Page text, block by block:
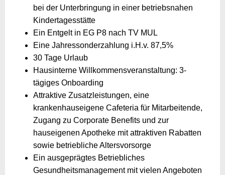
bei der Unterbringung in einer betriebsnahen
Kindertagesstätte
Ein Entgelt in EG P8 nach TV MUL
Eine Jahressonderzahlung i.H.v. 87,5%
30 Tage Urlaub
Hausinterne Willkommensveranstaltung: 3-
tägiges Onboarding
Attraktive Zusatzleistungen, eine
krankenhauseigene Cafeteria für Mitarbeitende,
Zugang zu Corporate Benefits und zur
hauseigenen Apotheke mit attraktiven Rabatten
sowie betriebliche Altersvorsorge
Ein ausgeprägtes Betriebliches
Gesundheitsmanagement mit vielen Angeboten